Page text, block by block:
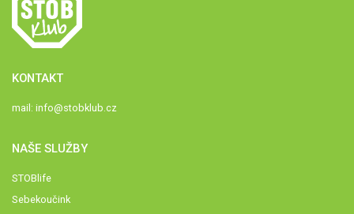
KONTAKT
mail: info@stobklub.cz
NAŠE SLUŽBY
STOBlife
Sebekoučink